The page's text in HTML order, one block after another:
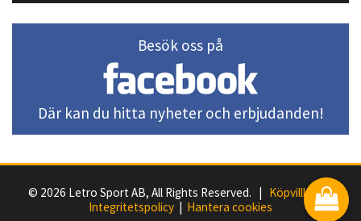
Besök oss på
Där kan du hitta nyheter och erbjudanden!
© 2026 Letro Sport AB, All Rights Reserved. | Köpvillkor|
Integritetspolicy | Hantera cookies